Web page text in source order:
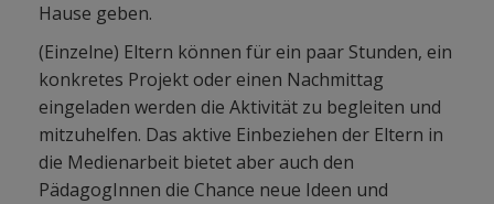
Hause geben.
(Einzelne) Eltern können für ein paar Stunden, ein
konkretes Projekt oder einen Nachmittag
eingeladen werden die Aktivität zu begleiten und
mitzuhelfen. Das aktive Einbeziehen der Eltern in
die Medienarbeit bietet aber auch den
PädagogInnen die Chance neue Ideen und